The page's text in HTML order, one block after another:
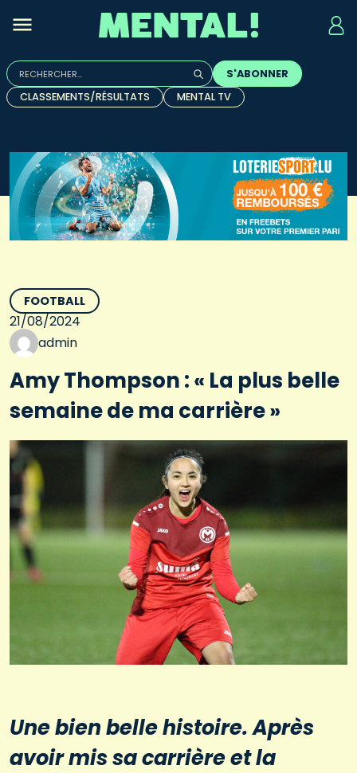
Rechercher :
Quand les résultats de l'auto-complétion sont
S'ABONNER
CLASSEMENTS/RÉSULTATS
MENTAL TV
FOOTBALL
21/08/2024
admin
Amy Thompson : « La plus belle
semaine de ma carrière »
Une bien belle histoire. Après
avoir mis sa carrière et la